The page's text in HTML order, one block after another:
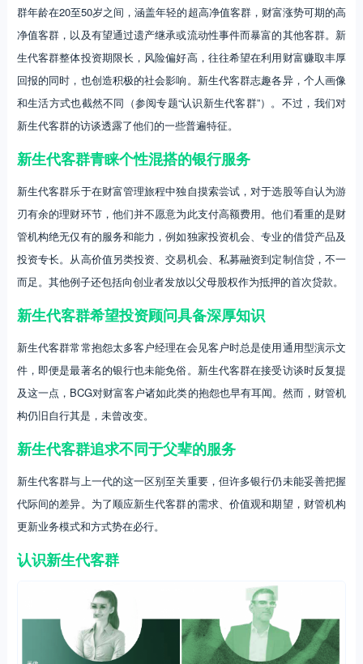
群年龄在20至50岁之间，涵盖年轻的超高净值客群，财富涨势可期的高
净值客群，以及有望通过遗产继承或流动性事件而暴富的其他客群。新
生代客群整体投资期限长，风险偏好高，往往希望在利用财富赚取丰厚
回报的同时，也创造积极的社会影响。新生代客群志趣各异，个人画像
和生活方式也截然不同（参阅专题“认识新生代客群”）。不过，我们对
新生代客群的访谈透露了他们的一些普遍特征。
新生代客群青睐个性混搭的银行服务
新生代客群乐于在财富管理旅程中独自摸索尝试，对于选股等自认为游
刃有余的理财环节，他们并不愿意为此支付高额费用。他们看重的是财
管机构绝无仅有的服务和能力，例如独家投资机会、专业的借贷产品及
投资专长。从高价值另类投资、交易机会、私募融资到定制信贷，不一
而足。其他例子还包括向创业者发放以父母股权作为抵押的首次贷款。
新生代客群希望投资顾问具备深厚知识
新生代客群常常抱怨太多客户经理在会见客户时总是使用通用型演示文
件，即便是最著名的银行也未能免俗。新生代客群在接受访谈时反复提
及这一点，BCG对财富客户诸如此类的抱怨也早有耳闻。然而，财管机
构仍旧自行其是，未曾改变。
新生代客群追求不同于父辈的服务
新生代客群与上一代的这一区别至关重要，但许多银行仍未能妥善把握
代际间的差异。为了顺应新生代客群的需求、价值观和期望，财管机构
更新业务模式和方式势在必行。
认识新生代客群